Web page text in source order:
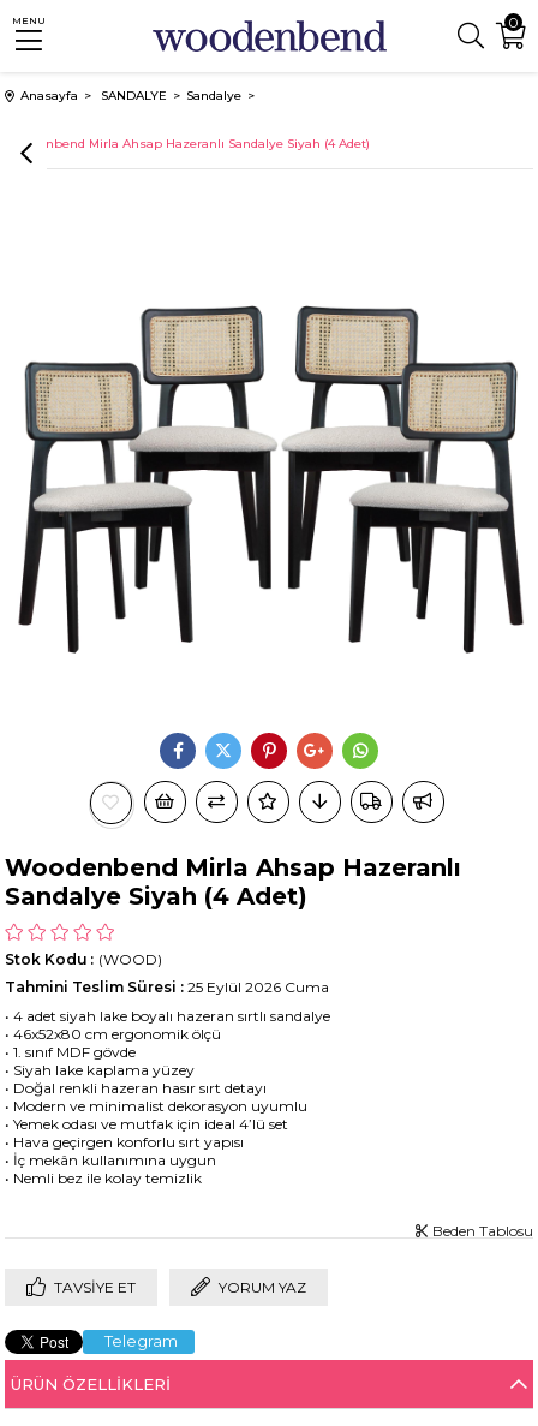
0
MENU
Anasayfa SANDALYE Sandalye
Woodenbend Mirla Ahsap Hazeranlı Sandalye Siyah (4 Adet)
Woodenbend Mirla Ahsap Hazeranlı
Sandalye Siyah (4 Adet)
(WOOD)
Stok Kodu
Tahmini Teslim Süresi : 25 Eylül 2026 Cuma
• 4 adet siyah lake boyalı hazeran sırtlı sandalye
• 46x52x80 cm ergonomik ölçü
• 1. sınıf MDF gövde
• Siyah lake kaplama yüzey
• Doğal renkli hazeran hasır sırt detayı
• Modern ve minimalist dekorasyon uyumlu
• Yemek odası ve mutfak için ideal 4’lü set
• Hava geçirgen konforlu sırt yapısı
• İç mekân kullanımına uygun
• Nemli bez ile kolay temizlik
Beden Tablosu
TAVSIYE ET YORUM YAZ
Telegram
ÜRÜN ÖZELLIKLERI